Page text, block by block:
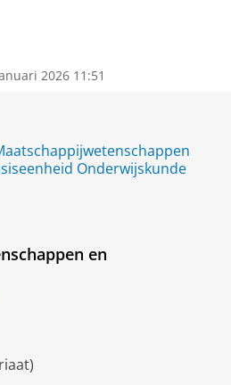
2026 11:51
Onderwijskunde
en